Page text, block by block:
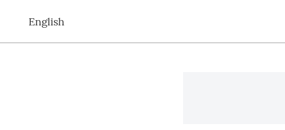
English